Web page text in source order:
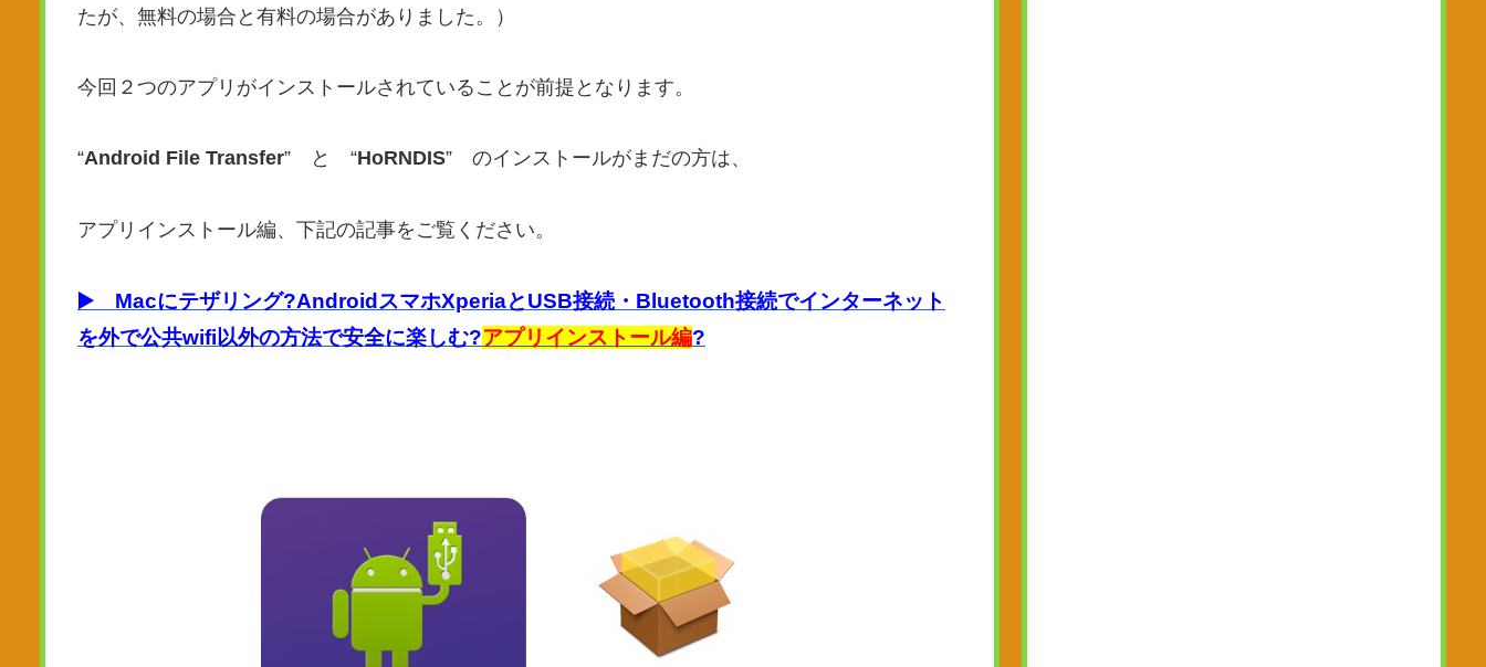
たが、無料の場合と有料の場合がありました。）
今回２つのアプリがインストールされていることが前提となります。
“Android File Transfer” と “HoRNDIS” のインストールがまだの方は、
アプリインストール編、下記の記事をご覧ください。
▶️ Macにテザリング?AndroidスマホXperiaとUSB接続・Bluetooth接続でインターネット
を外で公共wifi以外の方法で安全に楽しむ?アプリインストール編?